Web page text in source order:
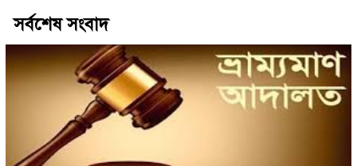
সর্বশেষ সংবাদ